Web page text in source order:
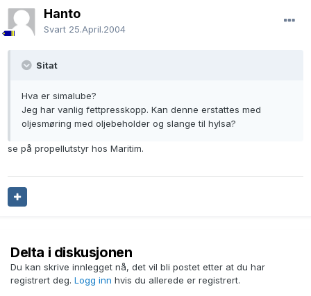
Hanto
Svart 25.April.2004
Sitat
Hva er simalube?
Jeg har vanlig fettpresskopp. Kan denne erstattes med
oljesmøring med oljebeholder og slange til hylsa?
se på propellutstyr hos Maritim.
Delta i diskusjonen
Du kan skrive innlegget nå, det vil bli postet etter at du har
registrert deg. Logg inn hvis du allerede er registrert.